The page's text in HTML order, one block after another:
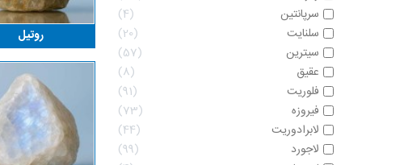
سرپانتین
4
سلنایت
20
سیترین
57
عقیق
8
فلوریت
91
فیروزه
73
لابرادوریت
44
لاجورد
99
روتیل